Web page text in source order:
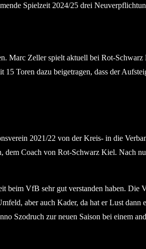
Spielzeit 2024/25 drei
Marc Zeller spielt aktuell bei Rot-
Toren dazu beigetragen, dass der
2021/22 von der Kreis- in die
Coach von Rot-Schwarz Kiel. Nach
VfB sehr gut verstanden haben. Die
aber auch Kader, da hat er Lust dann
Szodruch zur neuen Saison bei einem